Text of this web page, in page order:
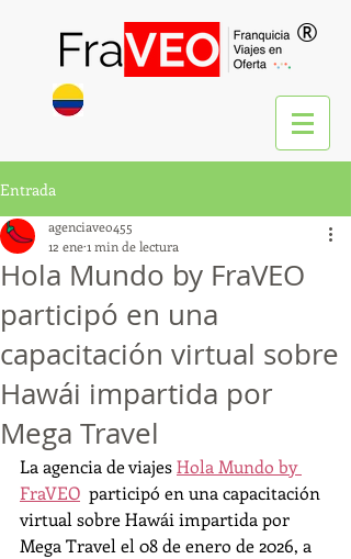
®
Entrada
Hola Mundo by FraVEO
participó en una
capacitación virtual sobre
Hawái impartida por
Mega Travel
agenciaveo455
12 ene1 min de lectura
La agencia de viajes Hola Mundo by
FraVEO participó en una capacitación
virtual sobre Hawái impartida por
Mega Travel el 08 de enero de 2026, a